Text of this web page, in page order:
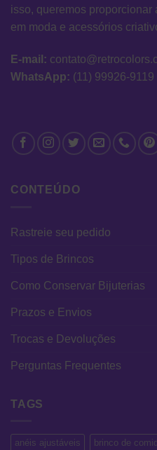
isso, queremos
em moda e acessórios
E-mail:
WhatsApp: (11) 99926-9119
CONTEÚDO
Rastreie seu pedido
Tipos de Brincos
Como Conservar Bijuterias
Prazos e Envios
Trocas e Devoluções
Perguntas Frequentes
TAGS
anéis ajustáveis brinco de